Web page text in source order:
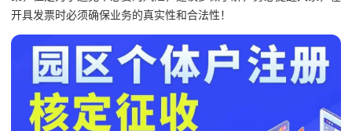
开具发票时必须确保业务的真实性和合法性！